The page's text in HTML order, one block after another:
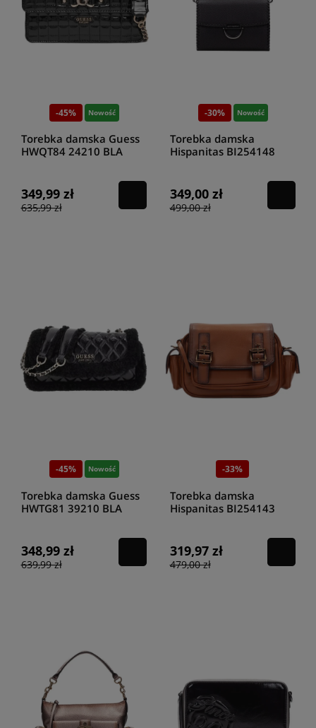
-45% Nowość
Torebka damska Guess
HWQT84 24210 BLA
349,99 zł
635,99 zł
-30% Nowość
Torebka damska
Hispanitas BI254148
349,00 zł
499,00 zł
-45% Nowość
Torebka damska Guess
HWTG81 39210 BLA
348,99 zł
639,99 zł
-33%
Torebka damska
Hispanitas BI254143
319,97 zł
479,00 zł